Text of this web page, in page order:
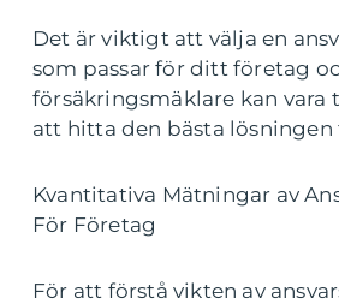
Det är viktigt att välja en
som passar för ditt företag
försäkringsmäklare kan vara
att hitta den bästa lösningen
Kvantitativa Mätningar av
För Företag
För att förstå vikten av